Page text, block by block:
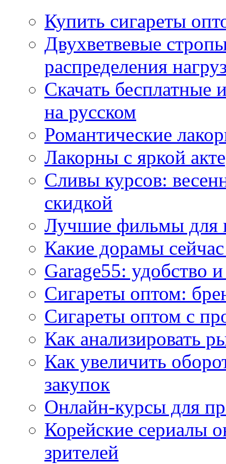
Купить сигареты
Двухветвевые
распределения
Скачать
на русском
Романтические
Лакорны с яркой
Сливы курсов:
скидкой
Лучшие фильмы для
Какие дорамы
Garage55: удобство
Сигареты оптом:
Сигареты оптом с
Как анализировать
Как увеличить
закупок
Онлайн-курсы для
Корейские сериалы
зрителей